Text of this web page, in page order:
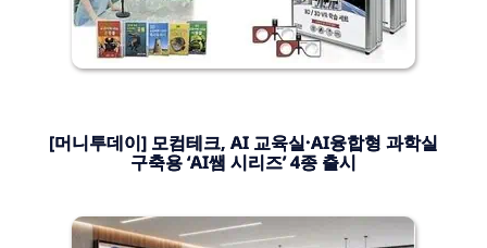
[머니투데이] 모컴테크, AI 교육실·AI융합형 과학실
구축용 ‘AI쌤 시리즈’ 4종 출시